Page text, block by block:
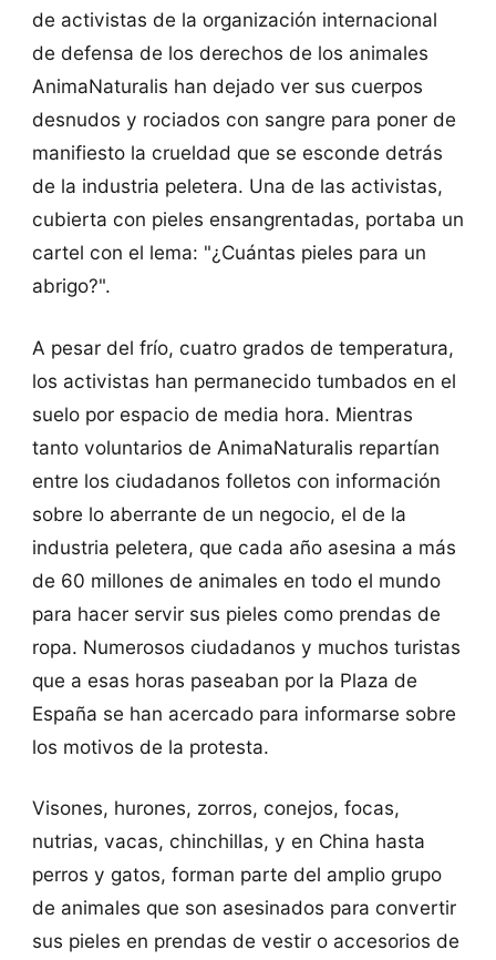
de activistas de la organización internacional
de defensa de los derechos de los animales
AnimaNaturalis han dejado ver sus cuerpos
desnudos y rociados con sangre para poner de
manifiesto la crueldad que se esconde detrás
de la industria peletera. Una de las activistas,
cubierta con pieles ensangrentadas, portaba un
cartel con el lema: "¿Cuántas pieles para un
abrigo?".
A pesar del frío, cuatro grados de temperatura,
los activistas han permanecido tumbados en el
suelo por espacio de media hora. Mientras
tanto voluntarios de AnimaNaturalis repartían
entre los ciudadanos folletos con información
sobre lo aberrante de un negocio, el de la
industria peletera, que cada año asesina a más
de 60 millones de animales en todo el mundo
para hacer servir sus pieles como prendas de
ropa. Numerosos ciudadanos y muchos turistas
que a esas horas paseaban por la Plaza de
España se han acercado para informarse sobre
los motivos de la protesta.
Visones, hurones, zorros, conejos, focas,
nutrias, vacas, chinchillas, y en China hasta
perros y gatos, forman parte del amplio grupo
de animales que son asesinados para convertir
sus pieles en prendas de vestir o accesorios de